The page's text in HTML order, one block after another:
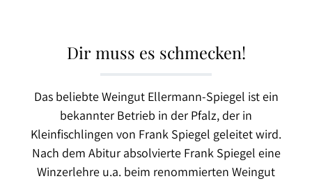
Dir muss es schmecken!
Das beliebte Weingut Ellermann-Spiegel ist ein
bekannter Betrieb in der Pfalz, der in
Kleinfischlingen von Frank Spiegel geleitet wird.
Nach dem Abitur absolvierte Frank Spiegel eine
Winzerlehre u.a. beim renommierten Weingut